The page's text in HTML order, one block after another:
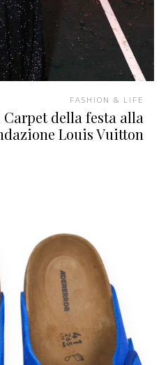
FASHION & LIFE
Carpet della festa alla
Louis Vuitton